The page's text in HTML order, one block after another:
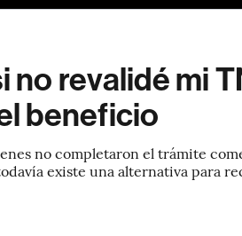
no revalidé mi
beneficio
no completaron el trámite
existe una alternativa para